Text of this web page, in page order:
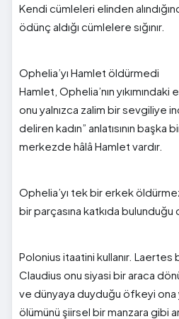
Kendi cümleleri elinden
ödünç aldığı cümlelere sığınır.
Ophelia’yı Hamlet öldürmedi
Hamlet, Ophelia’nın
onu yalnızca zalim bir sevgiliye
deliren kadın” anlatısının başka
merkezde hâlâ Hamlet vardır.
Ophelia’yı tek bir erkek
bir parçasına katkıda bulunduğu
Polonius itaatini kullanır.
Claudius onu siyasi bir araca
ve dünyaya duyduğu öfkeyi
ölümünü şiirsel bir manzara gibi